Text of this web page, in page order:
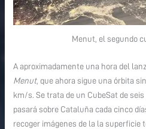
Menut, el segundo
A aproximadamente una hora del
Menut, que ahora sigue una órbita
km/s. Se trata de un CubeSat de seis
pasará sobre Cataluña cada cinco
recoger imágenes de la la superficie